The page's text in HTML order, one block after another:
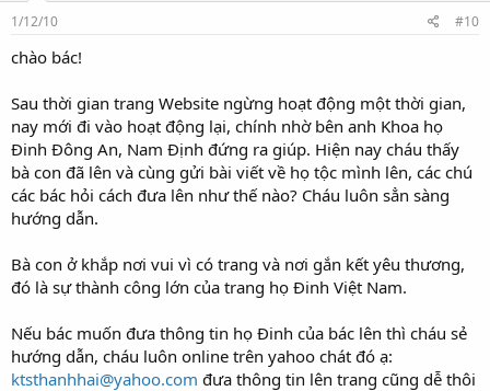
1/12/10 #10
chào bác!
Sau thời gian trang Website ngừng hoạt động một thời gian,
nay mới đi vào hoạt động lại, chính nhờ bên anh Khoa họ
Đinh Đông An, Nam Định đứng ra giúp. Hiện nay cháu thấy
bà con đã lên và cùng gửi bài viết về họ tộc mình lên, các chú
các bác hỏi cách đưa lên như thế nào? Cháu luôn sẳn sàng
hướng dẫn.
Bà con ở khắp nơi vui vì có trang và nơi gắn kết yêu thương,
đó là sự thành công lớn của trang họ Đinh Việt Nam.
Nếu bác muốn đưa thông tin họ Đinh của bác lên thì cháu sẻ
hướng dẫn, cháu luôn online trên yahoo chát đó ạ:
ktsthanhhai@yahoo.com đưa thông tin lên trang cũng dễ thôi